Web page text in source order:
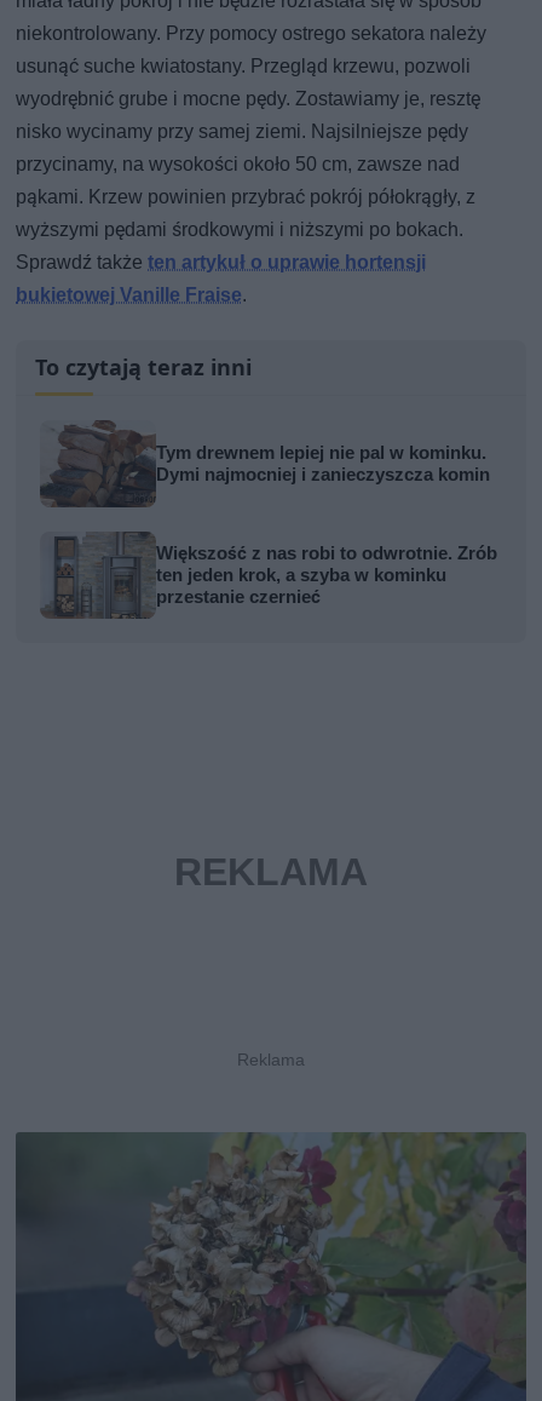
niekontrolowany. Przy pomocy ostrego sekatora należy
usunąć suche kwiatostany. Przegląd krzewu, pozwoli
wyodrębnić grube i mocne pędy. Zostawiamy je, resztę
nisko wycinamy przy samej ziemi. Najsilniejsze pędy
przycinamy, na wysokości około 50 cm, zawsze nad
pąkami. Krzew powinien przybrać pokrój półokrągły, z
wyższymi pędami środkowymi i niższymi po bokach.
Sprawdź takżeten artykuł o uprawie hortensji
bukietowej Vanille Fraise.
To czytają teraz inni
Tym drewnem lepiej nie pal w kominku.
Dymi najmocniej i zanieczyszcza komin
Większość z nas robi to odwrotnie. Zrób
ten jeden krok, a szyba w kominku
przestanie czernieć